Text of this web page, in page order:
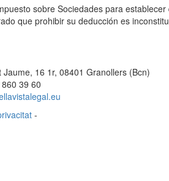
sobre Sociedades para
que prohibir su deducción es
Jaume, 16 1r, 08401 Granollers (Bcn)
39 60
-